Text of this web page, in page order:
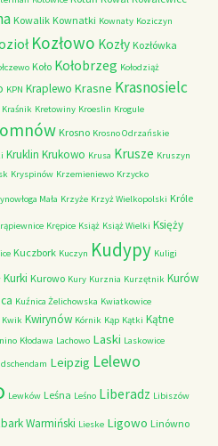
Kowalik Kownatki Kownaty Koziczyn
Kozłowo Kozły Kozłówka
Koło Kołobrzeg Kołodziąż
KPN Kraplewo Krasne Krasnosielc
Kraśnik Kretowiny Kroeslin Krogule
Krosno Krosno Odrzańskie
Kruklin Krukowo Krusa Krusze Kruszyn
Kryspinów Krzemieniewo Krzycko
Mała Krzyże Krzyż Wielkopolski Króle
Krępice Książ Książ Wielki Księży
Kuczbork Kuczyn Kudypy Kuligi
Kurki Kurowo Kury Kurznia Kurzętnik Kurów
Kuźnica Żelichowska Kwiatkowice
Kwik Kwirynów Kórnik Kąp Kątki Kątne
Kłodawa Lachowo Laski Laskowice
Leipzig Lelewo
Lewków Leśna Leśno Liberadz Libiszów
Warmiński Lieske Ligowo Linówno